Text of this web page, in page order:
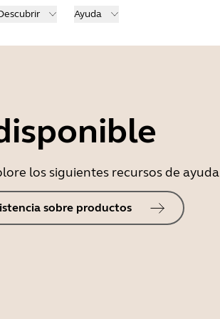
Ayuda
los siguientes recursos de ayuda
sobre productos